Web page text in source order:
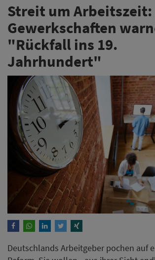
Streit um Arbeitszeit:
Gewerkschaften
"Rückfall ins 19.
Jahrhundert"
Deutschlands Arbeitgeber pochen auf